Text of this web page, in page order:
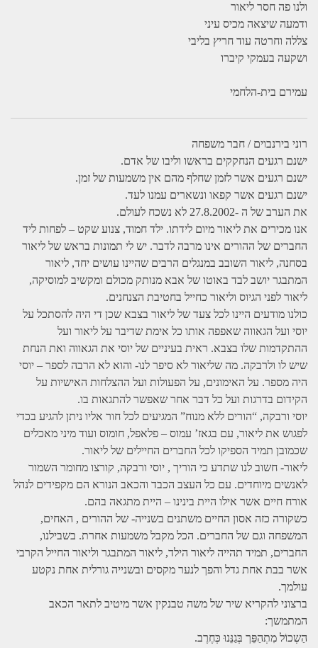
ולנו פה חסר ליאור
ודמעה שיצאה מכיס עיני
צללה וחרטה עוד חריץ בליבי
ושקעה בעמקי קיברו
עמירם בית-הלחמי
רוני בירנבוים / חבר משפחה
ישנם רגעים הנחקקים בראשו וליבו של אדם.
ישנם רגעים אשר לזמן שחלף מהם אין משמעות של זמן.
ישנם רגעים אשר קפאו ונשארים עמנו לעד.
את הערב של ה -27.8.2002 לא נשכח לעולם.
אנו מכירים את ליאור מיום לידתו. ילד חמוד, צנוע שקט – לפחות ליד
החברים של ההורים אינו מרבה לדבר. יש לי תמונות בראש של ליאור
בסחנה, ליאור השובב במנגלים הרבים שהיינו עושים יחד, ליאור
המתבגר יושב לבד באוטו של אבא מנותק מכולם ומקשיב למוסיקה,
ליאור לפני הגיוס וליאור כחייל בחטיבת הצנחנים.
כולנו מודעים היינו לכל צעד של ליאור בצבא שכן די היה להסתכל על
יוסי ועל הגאווה שאפפה אותו כל אימת שדיבר על ליאור ועל
ההתקדמות שלו בצבא. ראית בעיניים של יוסי את הגאווה ואת הנחת
שיש לו ולרבקה. מה שליאור לא סיפר לנו- והוא לא הרבה לספר – יוסי
היה מספר. על האימונים, על הפעולות ועל ההצלחות האישיות על
הקידום בדרגות ועל כל דבר אחר שאפשר להתגאות בו.
יוסי ורבקה, “הורים ללא מנוח” המגיעים לכל חור אליו ניתן להגיע בכדי
לפגוש את ליאור, עם בגאז’ עמוס – פלאפל, חומוס ועוד מיני מאכלים
שכמובן תמיד הספיקו לכל החברים החיילים של ליאור.
ליאור- חשוב לנו שתדע כי הוריך , יוסי ורבקה, קורצו מחומר השמור
לאנשים מיוחדים. עם כל העצב הכבד והכאב הנורא הם מקפידים לנהל
אורח חיים אשר אילו היית בינינו – היית מתגאה בהם.
כשקורה כזה אסון החיים משתנים בשנייה- של ההורים , האחים,
המשפחה וגם של החברים. הכל מקבל משמעות אחרת. בשבילנו,
החברים, תמיד תהייה ליאור הילד, ליאור המתבגר וליאור החייל הקרבי
אשר בבת אחת גדל והפך לנער מקסים ובשנייה גורלית אחת נקטע
עולמך.
ברצוני להקריא שיר של משה טבנקין אשר מיטיב לתאר הכאב
המתמשך:
הַשְכוֹל מִתְהַפֵּך בְּגַנֵּנוּ כְּחֶרֶב.